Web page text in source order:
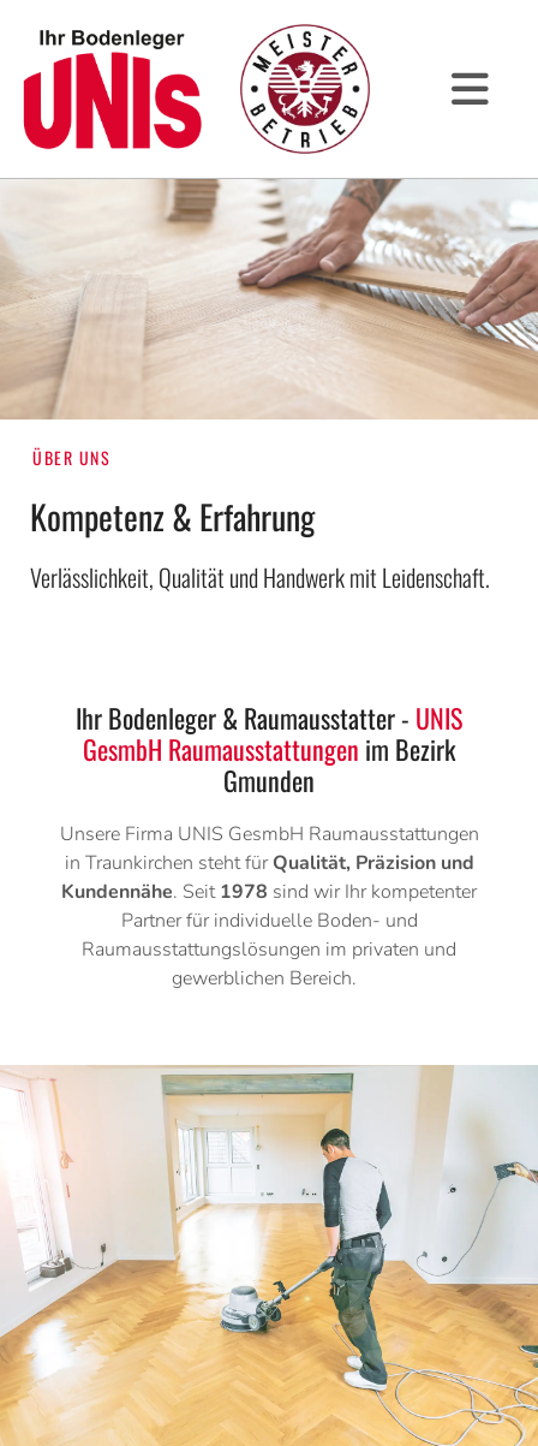
ÜBER UNS
Kompetenz & Erfahrung
Verlässlichkeit, Qualität und Handwerk mit Leidenschaft.
Ihr Bodenleger & Raumausstatter - UNIS
GesmbH Raumausstattungen im Bezirk
Gmunden
Unsere Firma UNIS GesmbH Raumausstattungen
in Traunkirchen steht fürQualität, Präzision und
Kundennähe. Seit1978 sind wir Ihr kompetenter
Partner für individuelle Boden- und
Raumausstattungslösungen im privaten und
gewerblichen Bereich.